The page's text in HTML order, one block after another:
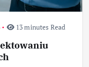
13 minutes Read